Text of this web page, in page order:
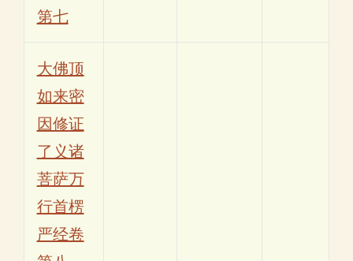
第七
大佛顶
如来密
因修证
了义诸
菩萨万
行首楞
严经卷